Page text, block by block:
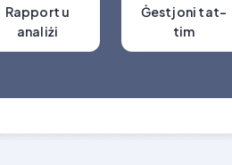
Rapport u
analiżi
Ġestjoni tat-
tim